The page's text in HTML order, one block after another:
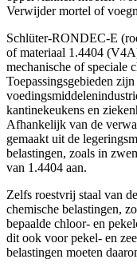
Verwijder mortel of
Schlüter-RONDEC-E
of materiaal 1.4404
mechanische of speciale
Toepassingsgebieden
kantinekeukens en
Afhankelijk van de
gemaakt uit de
belastingen, zoals in
van 1.4404 aan.
Zelfs roestvrij staal van
chemische belastingen,
bepaalde chloor- en
dit ook voor pekel- en
belastingen moeten